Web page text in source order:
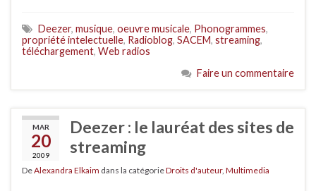
Deezer, musique, oeuvre musicale, Phonogrammes,
propriété intelectuelle, Radioblog, SACEM, streaming,
téléchargement, Web radios
Faire un commentaire
MAR
20
2009
Deezer : le lauréat des sites de
streaming
DeAlexandra Elkaim dans la catégorieDroits d'auteur, Multimedia